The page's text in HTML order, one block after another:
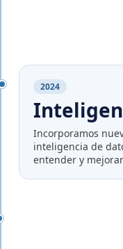
2024
Incorporamos
inteligencia de
entender y